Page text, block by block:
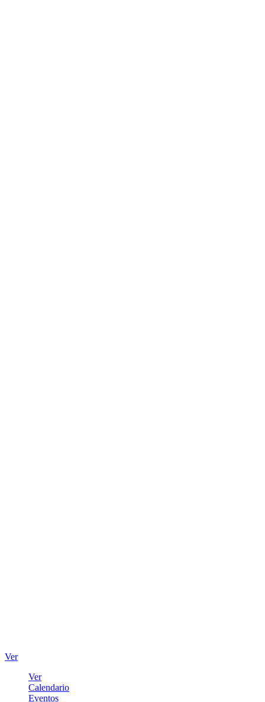
Ver
Ver
Calendario
Eventos